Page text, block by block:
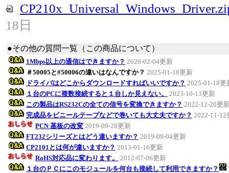
18日
●その他の質問一覧（この商品について）
1Mbps以上の通信はできますか？ 2026-02-04更新
＃50005と#50006の違いはなんですか？ 2025-01-18更新
ドライバはどこからダウンロードすればいいですか？ 2025-01-18更
１台のPCに複数接続すると１台しか見えない。
2023-10-13更新
この製品はRS232Cの全ての信号を変換できますか？ 2022-12-20更
完成品をビニールテープなどで巻いても大丈夫ですか？ 2022-11-12
PCN 基板の改変 2019-09-28更新
FT232シリーズとはどう違いますか？ 2019-09-04更新
CP2101とは何が違いますか？ 2013-01-16更新
RoHS対応品に変わります。
2012-07-06更新
１台のＰＣにこのモジュールを何台も接続して利用できますか？